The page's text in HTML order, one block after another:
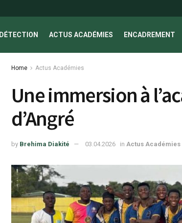
DÉTECTION ACTUS ACADÉMIES ENCADREMENT
Home Actus Académies
Une immersion à
d’Angré
by Brehima Diakité 03.04.2026 in Actus Académies